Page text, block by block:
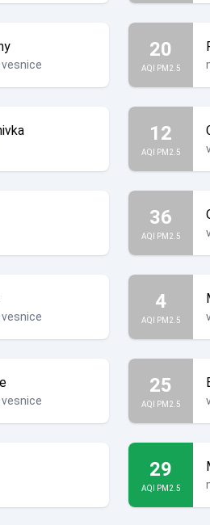
20
AQI PM2.5
12
AQI PM2.5
36
AQI PM2.5
4
AQI PM2.5
25
AQI PM2.5
29
AQI PM2.5